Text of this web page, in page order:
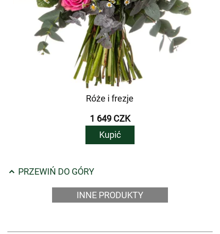
Róże i frezje
1 649 CZK
Kupić
PRZEWIŃ DO GÓRY
INNE PRODUKTY